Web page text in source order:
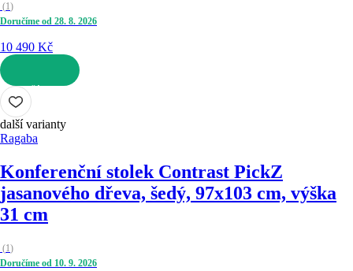
(1)
Doručíme od 28. 8. 2026
10 490 Kč
DO KOŠÍKU
další varianty
Ragaba
Konferenční stolek Contrast PickZ
jasanového dřeva, šedý, 97x103 cm, výška
31 cm
(1)
Doručíme od 10. 9. 2026